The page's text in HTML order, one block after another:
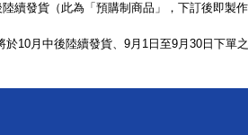
續發貨（此為「預購制商品」，下訂後即製
於10月中後陸續發貨、9月1日至9月30日下單